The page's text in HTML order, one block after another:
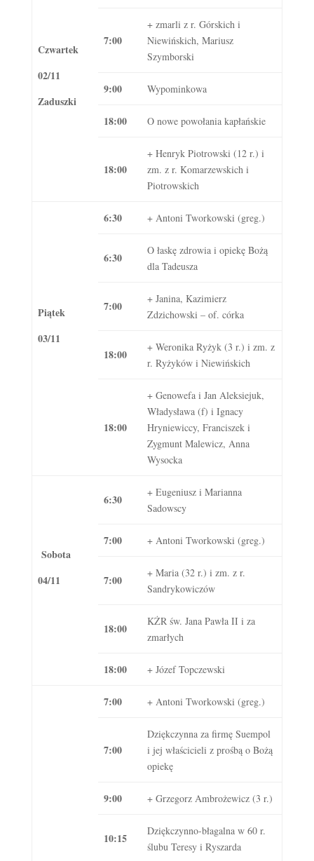
Czwartek
02/11
Zaduszki
7:00
+ zmarli z r. Górskich i
Niewińskich, Mariusz
Szymborski
9:00 Wypominkowa
18:00 O nowe powołania kapłańskie
18:00
+ Henryk Piotrowski (12 r.) i
zm. z r. Komarzewskich i
Piotrowskich
Piątek
03/11
6:30 + Antoni Tworkowski (greg.)
6:30
O łaskę zdrowia i opiekę Bożą
dla Tadeusza
7:00
+ Janina, Kazimierz
Zdzichowski – of. córka
18:00
+ Weronika Ryżyk (3 r.) i zm. z
r. Ryżyków i Niewińskich
18:00
+ Genowefa i Jan Aleksiejuk,
Władysława (f) i Ignacy
Hryniewiccy, Franciszek i
Zygmunt Malewicz, Anna
Wysocka
Sobota
04/11
6:30
+ Eugeniusz i Marianna
Sadowscy
7:00 + Antoni Tworkowski (greg.)
7:00
+ Maria (32 r.) i zm. z r.
Sandrykowiczów
18:00
KŻR św. Jana Pawła II i za
zmarłych
18:00 + Józef Topczewski
7:00 + Antoni Tworkowski (greg.)
7:00
Dziękczynna za firmę Suempol
i jej właścicieli z prośbą o Bożą
opiekę
9:00 + Grzegorz Ambrożewicz (3 r.)
10:15
Dziękczynno-błagalna w 60 r.
ślubu Teresy i Ryszarda